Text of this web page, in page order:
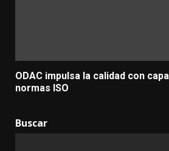
ODAC impulsa la calidad con
normas ISO
Buscar